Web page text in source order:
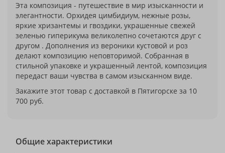
Эта композиция - путешествие в мир изысканности и
элегантности. Орхидея цимбидиум, нежные розы,
яркие хризантемы и гвоздики, украшенные свежей
зеленью гиперикума великолепно сочетаются друг с
другом . Дополнения из вероники кустовой и роз
делают композицию неповторимой. Собранная в
стильной упаковке и украшенный лентой, композиция
передаст ваши чувства в самом изысканном виде.
Закажите этот товар с доставкой в Пятигорске за 10
700 руб.
Общие характеристики